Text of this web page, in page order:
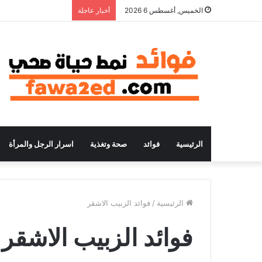
الخميس, أغسطس 6 2026 أخبار عاجلة
الرئيسية فوائد صحة وتغذية اسرار الرجل والمرأة
الرئيسية / فوائد الزبيب الاشقر
فوائد الزبيب الاشقر